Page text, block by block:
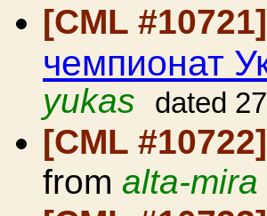
[CML #10721]
чемпионат
yukas
dated
[CML #10722]
from alta-mira